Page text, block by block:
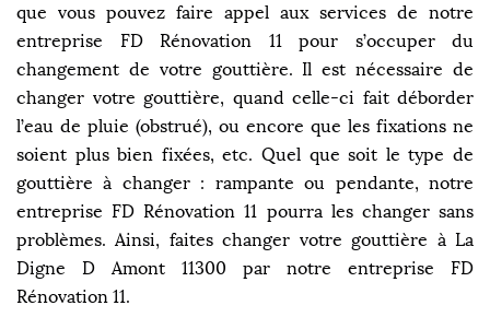
que vous pouvez faire appel aux services de notre
entreprise FD Rénovation 11 pour s’occuper du
changement de votre gouttière. Il est nécessaire de
changer votre gouttière, quand celle-ci fait déborder
l’eau de pluie (obstrué), ou encore que les fixations ne
soient plus bien fixées, etc. Quel que soit le type de
gouttière à changer : rampante ou pendante, notre
entreprise FD Rénovation 11 pourra les changer sans
problèmes. Ainsi, faites changer votre gouttière à La
Digne D Amont 11300 par notre entreprise FD
Rénovation 11.